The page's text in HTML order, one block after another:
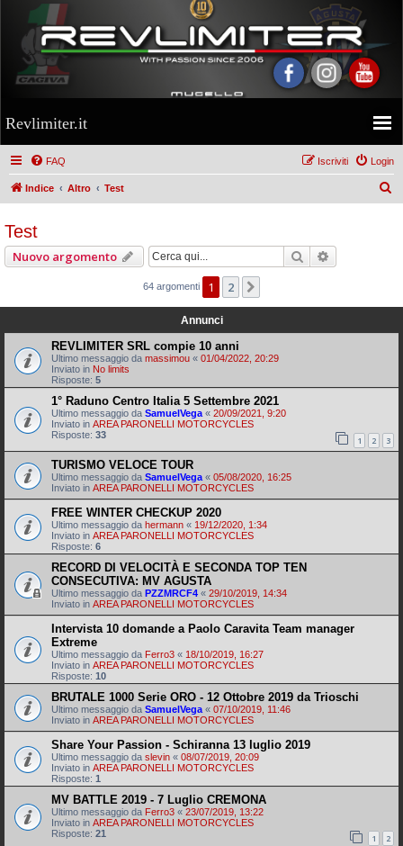
Revlimiter.it
FAQ Login
Iscriviti
Indice Altro Test
Test
Nuovo argomento Cerca
64 argomenti 1 2
Annunci
REVLIMITER SRL compie 10 anni
Ultimo messaggio da massimou « 01/04/2022, 20:29
Inviato in No limits
Risposte: 5
1° Raduno Centro Italia 5 Settembre 2021
Ultimo messaggio da SamuelVega « 20/09/2021, 9:20
Inviato in AREA PARONELLI MOTORCYCLES
Risposte: 33 1 2 3
TURISMO VELOCE TOUR
Ultimo messaggio da SamuelVega « 05/08/2020, 16:25
Inviato in AREA PARONELLI MOTORCYCLES
FREE WINTER CHECKUP 2020
Ultimo messaggio da hermann « 19/12/2020, 1:34
Inviato in AREA PARONELLI MOTORCYCLES
Risposte: 6
RECORD DI VELOCITÀ E SECONDA TOP TEN
CONSECUTIVA: MV AGUSTA
Ultimo messaggio da PZZMRCF4 « 29/10/2019, 14:34
Inviato in AREA PARONELLI MOTORCYCLES
Intervista 10 domande a Paolo Caravita Team manager
Extreme
Ultimo messaggio da Ferro3 « 18/10/2019, 16:27
Inviato in AREA PARONELLI MOTORCYCLES
Risposte: 10
BRUTALE 1000 Serie ORO - 12 Ottobre 2019 da Trioschi
Ultimo messaggio da SamuelVega « 07/10/2019, 11:46
Inviato in AREA PARONELLI MOTORCYCLES
Share Your Passion - Schiranna 13 luglio 2019
Ultimo messaggio da slevin « 08/07/2019, 20:09
Inviato in AREA PARONELLI MOTORCYCLES
Risposte: 1
MV BATTLE 2019 - 7 Luglio CREMONA
Ultimo messaggio da Ferro3 « 23/07/2019, 13:22
Inviato in AREA PARONELLI MOTORCYCLES
Risposte: 21 1 2